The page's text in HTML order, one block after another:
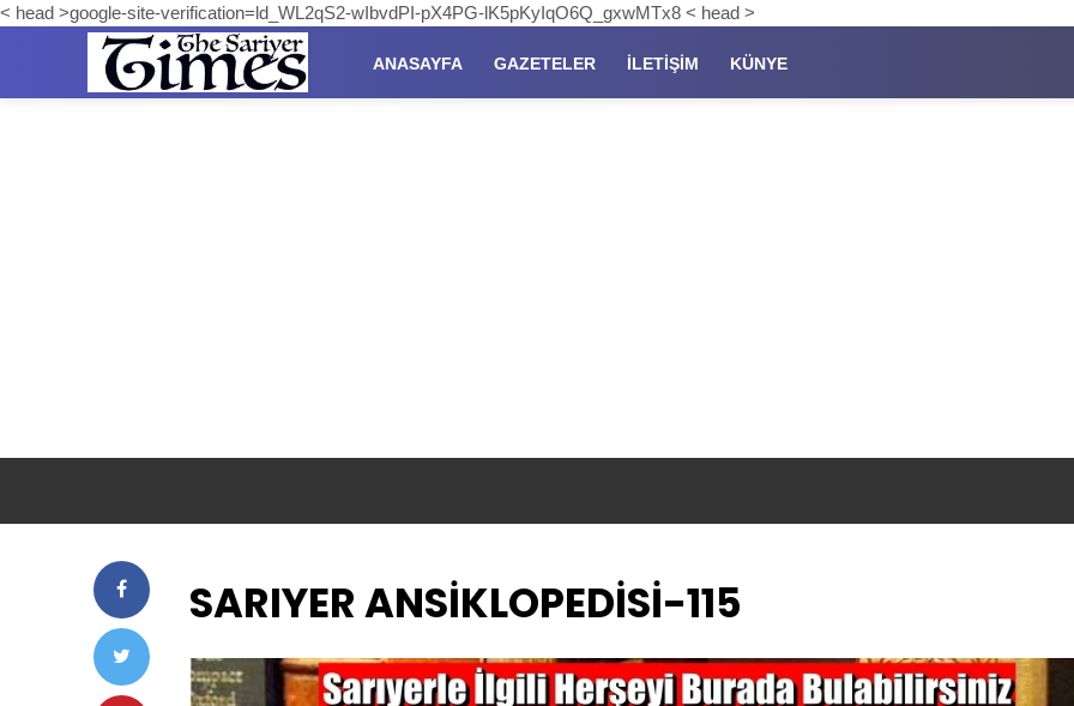
< head >google-site-verification=ld_WL2qS2-wIbvdPI-pX4PG-lK5pKyIqO6Q_gxwMTx8 < head >
ANASAYFA GAZETELER İLETIŞIM KÜNYE
SARIYER ANSİKLOPEDİSİ-115